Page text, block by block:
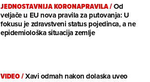
JEDNOSTAVNIJA KORONAPRAVILA/Od
veljače u EU nova pravila za putovanja: U
fokusu je zdravstveni status pojedinca, a ne
epidemiološka situacija zemlje
VIDEO/Xavi odmah nakon dolaska uveo